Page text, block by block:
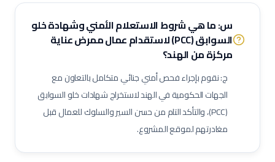
مرافق مستشفى / عامل رعاية
مهندس أجهزة طبية
أخصائي علاج تنفسي
أخصائي تغذية
أخصائي نفسي إكلينيكي
أخصائي ترميز طبي
ممرض مكافحة عدوى
منسق جودة منشآت صحية
لحام خطوط أنابيب
فني تربيط وإشهار (Rigger)
مفتش مراقبة جودة
لحام تيج (TIG Welder)
لحام قوس كهربائي
لحام ميج (MIG Welder)
مفتش اختبارات غير إتلافية (NDT)
مشرف أعمال سكلات / داربسين
مشرف أعمال عزل صناعي
مشرف أعمال دهان صناعي
فني رش رملي ودهان
مفتش طلاء وعزل
س: ما هي شروط الاستعلام الأمني وشهادة خلو
السوابق (PCC) لاستقدام عمال ممرض عناية
مركزة من الهند؟
ج: نقوم بإجراء فحص أمني جنائي متكامل بالتعاون مع
الجهات الحكومية في الهند لاستخراج شهادات خلو السوابق
(PCC)، والتأكد التام من حسن السير والسلوك للعمال قبل
مغادرتهم لموقع المشروع.